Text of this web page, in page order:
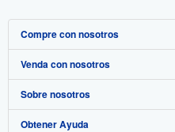
Compre con nosotros
Búsqueda avanzada
Colecciones
Mi cuenta
Venda con nosotros
Comenzar a vender
Únase a nuestro programa de
Sobre nosotros
Sobre IberLibro
Obtener Ayuda